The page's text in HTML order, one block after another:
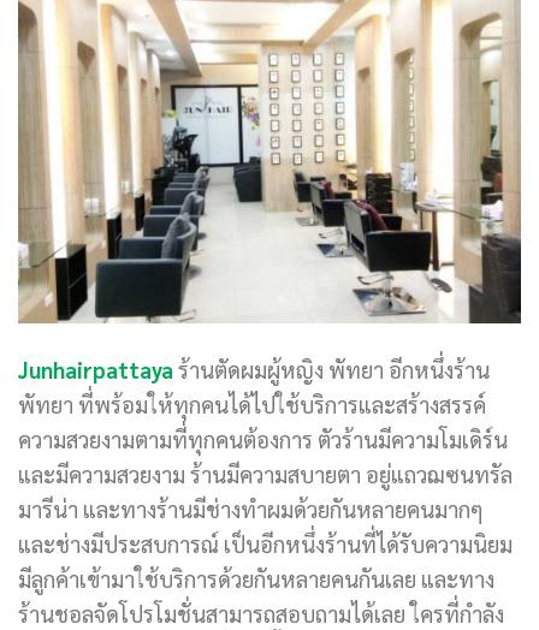
Junhairpattaya ร้านตัดผมผู้หญิง พัทยา อีกหนึ่งร้าน
พัทยา ที่พร้อมให้ทุกคนได้ไปใช้บริการและสร้างสรรค์
ความสวยงามตามที่ทุกคนต้องการ ตัวร้านมีความโมเดิร์น
และมีความสวยงาม ร้านมีความสบายตา อยู่แถวฌซนทรัล
มารีน่า และทางร้านมีช่างทำผมด้วยกันหลายคนมากๆ
และช่างมีประสบการณ์ เป็นอีกหนึ่งร้านที่ได้รับความนิยม
มีลูกค้าเข้ามาใช้บริการด้วยกันหลายคนกันเลย และทาง
ร้านชอลจัดโปรโมชั่นสามารถสอบถามได้เลย ใครที่กำลัง